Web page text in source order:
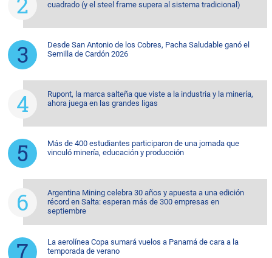
cuadrado (y el steel frame supera al sistema tradicional)
Desde San Antonio de los Cobres, Pacha Saludable ganó el
Semilla de Cardón 2026
Rupont, la marca salteña que viste a la industria y la minería,
ahora juega en las grandes ligas
Más de 400 estudiantes participaron de una jornada que
vinculó minería, educación y producción
Argentina Mining celebra 30 años y apuesta a una edición
récord en Salta: esperan más de 300 empresas en
septiembre
La aerolínea Copa sumará vuelos a Panamá de cara a la
temporada de verano